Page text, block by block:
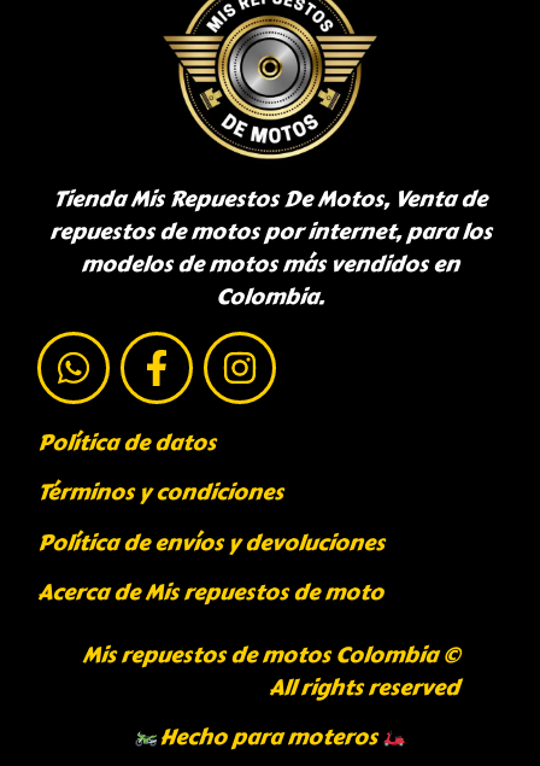
Tienda Mis Repuestos De Motos, Venta de
repuestos de motos por internet, para los
modelos de motos más vendidos en
Colombia.
Política de datos
Términos y condiciones
Política de envíos y devoluciones
Acerca de Mis repuestos de moto
Mis repuestos de motos Colombia ©
All rights reserved
Hecho para moteros